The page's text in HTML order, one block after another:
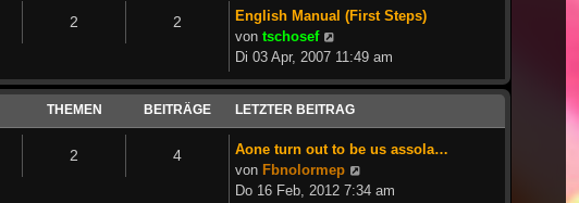
2 2
English Manual (First Steps)
von tschosef
Beitrag
Di 03 Apr, 2007 11:49 am
THEMEN BEITRÄGE LETZTER BEITRAG
2 4
Aone turn out to be us assola…
von Fbnolormep
Beitrag
Do 16 Feb, 2012 7:34 am